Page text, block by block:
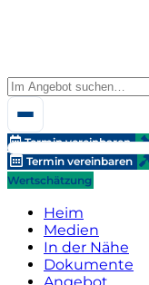
Termin vereinbaren
Termin vereinbaren
Wertschätzung
Heim
Medien
In der Nähe
Dokumente